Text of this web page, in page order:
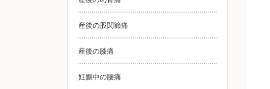
産後の股関節痛
産後の膝痛
妊娠中の腰痛